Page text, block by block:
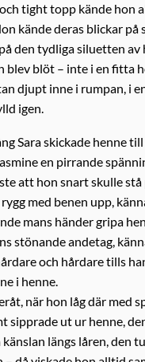
tight topp kände hon
kände deras blickar på
den tydliga siluetten av
blev blöt – inte i en fitta
djupt inne i rumpan, i
igen.
Sara skickade henne
en pirrande
att hon snart skulle stå
med benen upp,
mans händer gripa
stönande andetag,
och hårdare tills
i henne.
när hon låg där med
sipprade ut ur henne,
längs låren, den